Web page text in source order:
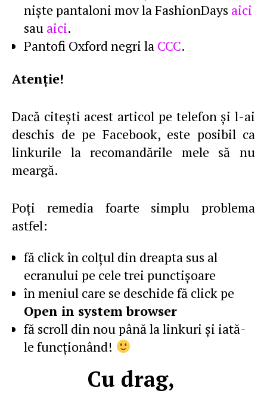
nişte pantaloni mov la FashionDays aici
sau aici.
Pantofi Oxford negri la CCC.
Atenţie!
Dacă citeşti acest articol pe telefon şi l-ai
deschis de pe Facebook, este posibil ca
linkurile la recomandările mele să nu
meargă.
Poţi remedia foarte simplu problema
astfel:
fă click în colţul din dreapta sus al
ecranului pe cele trei punctişoare
în meniul care se deschide fă click pe
Open in system browser
fă scroll din nou până la linkuri şi iată-
le funcţionând!
Cu drag,